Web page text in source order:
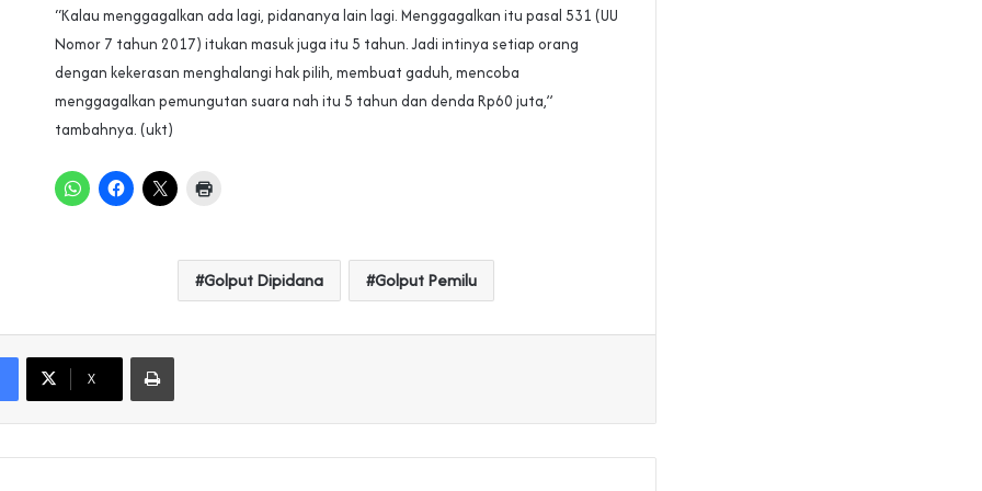
“Kalau menggagalkan ada lagi, pidananya lain lagi. Menggagalkan itu pasal 531 (UU
Nomor 7 tahun 2017) itukan masuk juga itu 5 tahun. Jadi intinya setiap orang
dengan kekerasan menghalangi hak pilih, membuat gaduh, mencoba
menggagalkan pemungutan suara nah itu 5 tahun dan denda Rp60 juta,”
tambahnya. (ukt)
Golput Dipidana Golput Pemilu
X
Print